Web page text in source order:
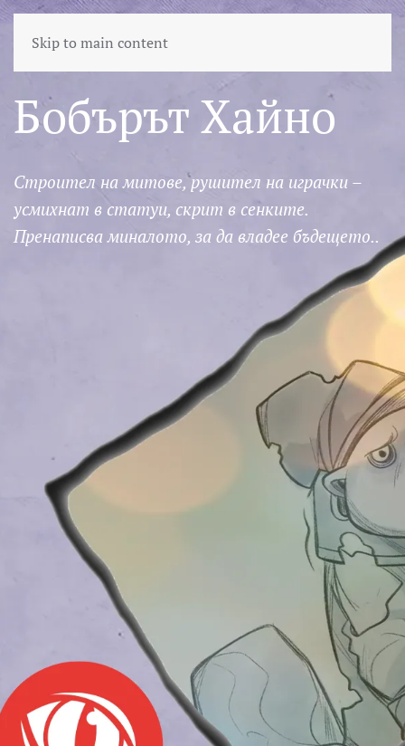
Skip to main content
Бобърът Хайно
Строител на митове, рушител на играчки –
усмихнат в статуи, скрит в сенките.
Пренаписва миналото, за да владее бъдещето..